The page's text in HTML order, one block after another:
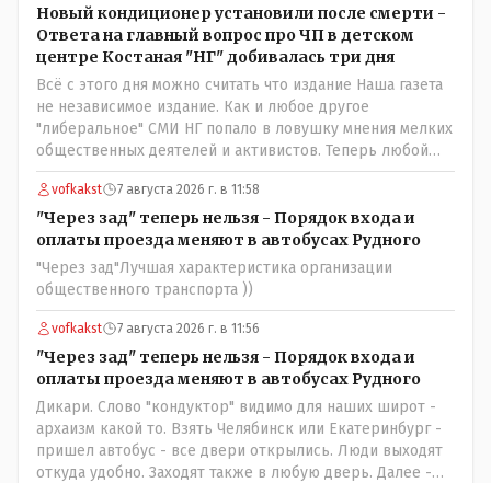
надо. Обойдёмся как-нибудь vofkakst: Где ономасты,
которые топят за возвращение исторических
названийТак вернули же историческое Кустанай
коренное название городишка
Новый кондиционер установили после смерти -
Ответа на главный вопрос про ЧП в детском
центре Костаная "НГ" добивалась три дня
Всё с этого дня можно считать что издание Наша газета
не независимое издание. Как и любое другое
"либеральное" СМИ НГ попало в ловушку мнения мелких
общественных деятелей и активистов. Теперь любой
активист и НПОшник будет поносить и диктовать
условия газете информационно бомбордируя ее пока та
не начнет писать "как надо" определенному кругу лиц.
Редакторская политика, коллектив журналистов уже
ниче не значат. Прискорбно и иронично
vofkakst 7 августа 2026 г. в 11:58
"Через зад" теперь нельзя - Порядок входа и
оплаты проезда меняют в автобусах Рудного
"Через зад"Лучшая характеристика организации
общественного транспорта ))
vofkakst 7 августа 2026 г. в 11:56
"Через зад" теперь нельзя - Порядок входа и
оплаты проезда меняют в автобусах Рудного
Дикари. Слово "кондуктор" видимо для наших широт -
архаизм какой то. Взять Челябинск или Екатеринбург -
пришел автобус - все двери открылись. Люди выходят
откуда удобно. Заходят также в любую дверь. Далее -